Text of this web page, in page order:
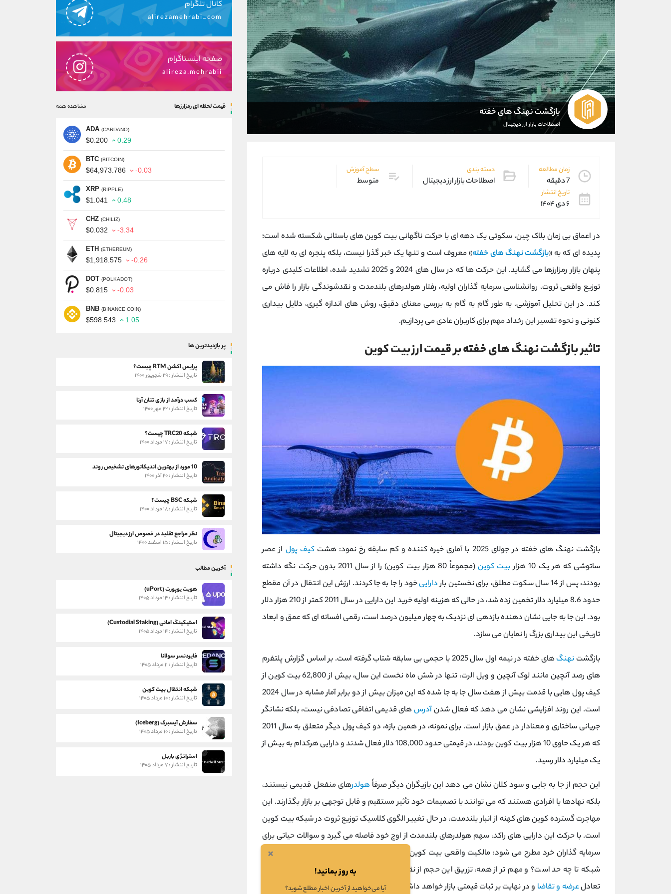
بازگشت نهنگ‌ های خفته
اصطلاحات بازار ارز دیجیتال
زمان مطالعه
7 دقیقه
دسته بندی
اصطلاحات بازار ارز دیجیتال
سطح آموزش
متوسط
تاریخ انتشار
۶ دی ۱۴۰۴
در اعماق بی‌ زمان بلاک چین، سکوتی یک‌ دهه ‌ای با حرکت ناگهانی بیت ‌کوین ‌های باستانی شکسته شده است؛
پدیده ‌ای که به «بازگشت نهنگ‌ های خفته» معروف است و تنها یک خبر گذرا نیست، بلکه پنجره‌ ای به لایه ‌های
پنهان بازار رمزارزها می‌ گشاید. این حرکت ‌ها که در سال ‌های 2024 و 2025 تشدید شده، اطلاعات کلیدی درباره
توزیع واقعی ثروت، روانشناسی سرمایه‌ گذاران اولیه، رفتار هولدرهای بلندمدت و نقدشوندگی بازار را فاش می
کند. در این تحلیل آموزشی، به طور گام ‌به ‌گام به بررسی معنای دقیق، روش ‌های اندازه‌ گیری، دلایل بیداری
کنونی و نحوه تفسیر این رخداد مهم برای کاربران عادی می‌ پردازیم.
تاثیر بازگشت نهنگ‌ های خفته بر قیمت ارز بیت کوین
بازگشت نهنگ ‌های خفته در جولای 2025 با آماری خیره‌ کننده و کم‌ سابقه رخ نمود: هشت کیف پول از عصر
ساتوشی که هر یک 10 هزار
بیت ‌کوین
(مجموعاً 80 هزار بیت‌ کوین) را از سال 2011 بدون حرکت نگه داشته
بودند، پس از 14 سال سکوت مطلق، برای نخستین بار
داراییخود را جا به‌ جا کردند. ارزش این انتقال در آن مقطع
حدود 8.6 میلیارد دلار تخمین زده شد، در حالی که هزینه اولیه خرید این دارایی در سال 2011 کمتر از 210 هزار دلار
بود. این جا به ‌جایی نشان ‌دهنده بازدهی ‌ای نزدیک به چهار میلیون درصد است، رقمی افسانه ‌ای که عمق و ابعاد
تاریخی این بیداری بزرگ را نمایان می ‌سازد.
بازگشت نهنگ‌
های خفته در نیمه اول سال 2025 با حجمی بی ‌سابقه شتاب گرفته است. بر اساس گزارش پلتفرم
‌های رصد آنچین مانند لوک ‌آنچین و ویل الرت، تنها در شش ماه نخست این سال، بیش از 62,800 بیت‌ کوین از
کیف ‌پول‌ هایی با قدمت بیش از هفت سال جا به ‌جا شده که این میزان بیش از دو برابر آمار مشابه در سال 2024
است. این روند افزایشی نشان می ‌دهد که فعال ‌شدنآدرس‌های قدیمی اتفاقی تصادفی نیست، بلکه نشانگر
جریانی ساختاری و معنادار در عمق بازار است. برای نمونه، در همین بازه، دو کیف ‌پول دیگر متعلق به سال 2011
که هر یک حاوی 10 هزار بیت ‌کوین بودند، در قیمتی حدود 108,000 دلار فعال شدند و دارایی هرکدام به بیش از
یک میلیارد دلار رسید.
این حجم از جا به ‌جایی و سود کلان نشان می ‌دهد این بازیگران دیگر صرفاًهولدرهای منفعل قدیمی نیستند،
بلکه نهادها یا افرادی هستند که می ‌توانند با تصمیمات خود تأثیر مستقیم و قابل توجهی بر بازار بگذارند. این
مهاجرت گسترده کوین ‌های کهنه از انبار بلندمدت، در حال تغییر الگوی کلاسیک توزیع ثروت در شبکه بیت‌ کوین
است. با حرکت این دارایی‌ های راکد، سهم هولدرهای بلندمدت از اوج خود فاصله می گیرد و سوالات حیاتی برای
سرمایه‌ گذاران خرد مطرح می ‌شود: مالکیت واقعی بیت‌ کوین در دستان چه کسانی است؟ تمرکز ثروت در این
شبکه تا چه حد است؟ و مهم‌ تر از همه، تزریق این حجم از نقدینگی خفته در زمان ‌بندی کنونی، چه تأثیری بر
تعادلعرضه و تقاضا و در نهایت بر ثبات قیمتی بازار خواهد داشت؟ پاسخ به این پرسش ‌ها کلید درک تأثیر عمیق
کانال تلگرام
alirezamehrabi_com
صفحه اینستاگرام
alireza.mehrabii
قیمت لحظه ای رمزارزها مشاهده همه
ADA (CARDANO)
$0.200 0.29
BTC (BITCOIN)
$64,973.786 -0.03
XRP (RIPPLE)
$1.041 0.48
CHZ (CHILIZ)
$0.032 -3.34
ETH (ETHEREUM)
$1,918.575 -0.26
DOT (POLKADOT)
$0.815 -0.03
BNB (BINANCE COIN)
$598.543 1.05
پر بازدیدترین ها
پرایس اکشن RTM چیست؟
تاریخ انتشار : ۲۹ شهریور ۱۴۰۰
کسب درآمد از بازی تتان آرنا
تاریخ انتشار : ۲۲ مهر ۱۴۰۰
شبکه TRC20 چیست؟
تاریخ انتشار : ۱۷ مرداد ۱۴۰۰
10 مورد از بهترین اندیکاتورهای تشخیص روند
تاریخ انتشار : ۲۰ آذر ۱۴۰۰
شبکه BSC چیست؟
تاریخ انتشار : ۱۸ مرداد ۱۴۰۰
نظر مراجع تقلید در خصوص ارز دیجیتال
تاریخ انتشار : ۱۵ اسفند ۱۴۰۰
آخرین مطالب
هویت یوپورت (uPort)
تاریخ انتشار : ۱۴ مرداد ۱۴۰۵
استیکینگ امانی (Custodial Staking)
تاریخ انتشار : ۱۴ مرداد ۱۴۰۵
فایردنسر سولانا
تاریخ انتشار : ۱۱ مرداد ۱۴۰۵
شبکه انتقال بیت کوین
تاریخ انتشار : ۱۰ مرداد ۱۴۰۵
سفارش آیسبرگ (Iceberg)
تاریخ انتشار : ۱۰ مرداد ۱۴۰۵
استراتژی باربل
تاریخ انتشار : ۷ مرداد ۱۴۰۵
×
به روز بمانید!
آیا می‌خواهید از آخرین اخبار مطلع شوید؟